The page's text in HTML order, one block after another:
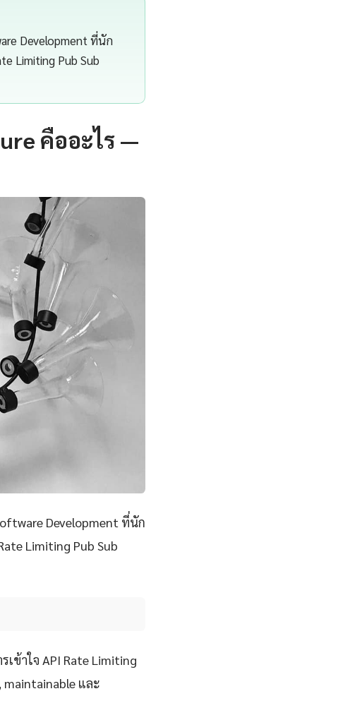
Development ที่นัก
Limiting Pub Sub
คืออะไร —
Development ที่นัก
Limiting Pub Sub
ข้าใจ API Rate Limiting
และ